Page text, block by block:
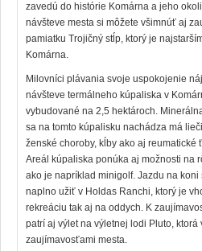
zavedú do histórie Komárna a jeho
návšteve mesta si môžete všimnúť aj
pamiatku Trojičný stĺp, ktorý je
Komárna.
Milovníci plávania svoje uspokojenie
návšteve termálneho kúpaliska v
vybudované na 2,5 hektároch.
sa na tomto kúpalisku nachádza má
ženské choroby, kĺby ako aj reumatické
Areál kúpaliska ponúka aj možnosti na
ako je napríklad minigolf. Jazdu na koni si môžete
naplno užiť v Holdas Ranchi, ktorý je
rekreáciu tak aj na oddych. K zaujímavostiam mesta
patrí aj výlet na výletnej lodi Pluto, ktorá
zaujímavosťami mesta.